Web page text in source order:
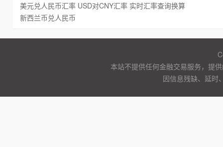
美元兑人民币汇率 USD对CNY汇率 实时汇率查询换算
新西兰币兑人民币
本站不提供任何金融交易服务，提
因信息残缺、延时